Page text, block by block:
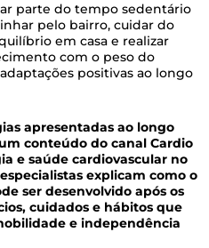
parte do tempo sedentário
pelo bairro, cuidar do
em casa e realizar
com o peso do
positivas ao longo
apresentadas ao longo
conteúdo do canal Cardio
e saúde cardiovascular no
explicam como o
ser desenvolvido após os
cuidados e hábitos que
e independência